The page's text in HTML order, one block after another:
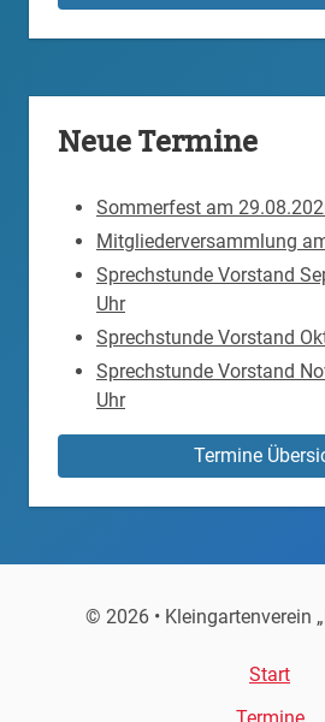
Neue Termine
Sommerfest am
Mitgliederversammlung
Sprechstunde Vorstand
Uhr
Sprechstunde Vorstand
Sprechstunde Vorstand
Uhr
Termine
© 2026 • Kleingartenverein
Start
Termine